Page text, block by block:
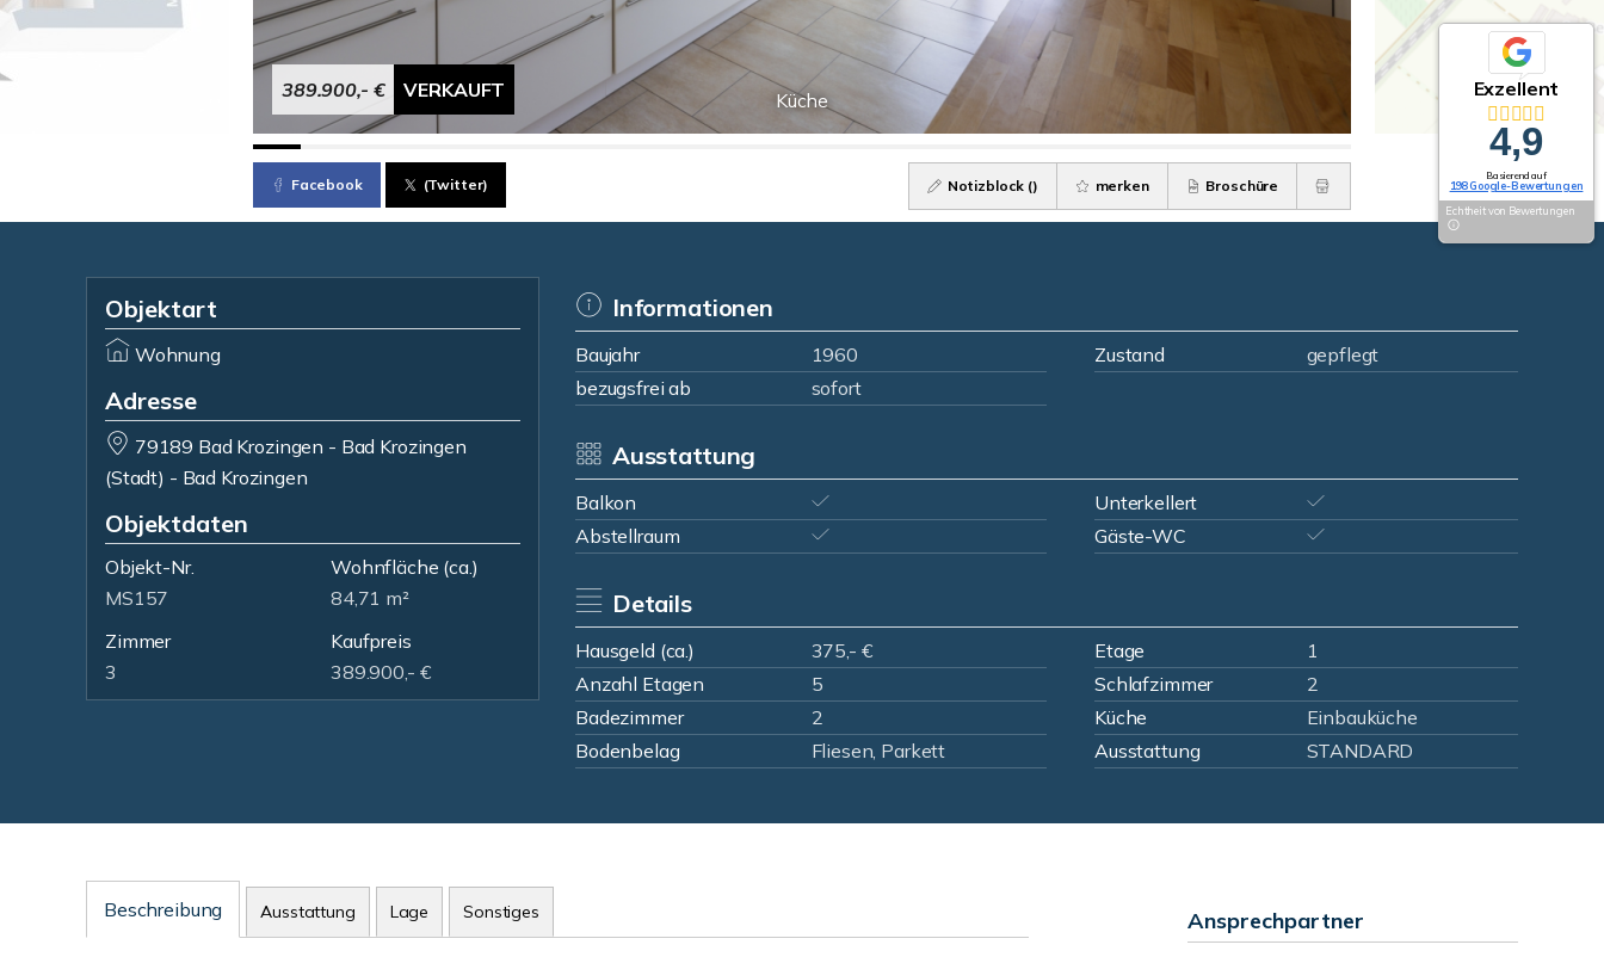
Küche
389.900,- € VERKAUFT
Facebook (Twitter) Notizblock () merken Broschüre
Objektart
Wohnung
Adresse
79189 Bad Krozingen - Bad Krozingen
(Stadt) - Bad Krozingen
Objektdaten
Objekt-Nr.
MS157
Wohnfläche (ca.)
84,71 m²
Zimmer
3
Kaufpreis
389.900,- €
Informationen
Baujahr 1960 Zustand
gepflegt
bezugsfrei ab
sofort
Ausstattung
Balkon
Unterkellert
Abstellraum
Gäste-WC
Details
Hausgeld (ca.) 375,- € Etage
1
Anzahl Etagen
5 Schlafzimmer
2
Badezimmer
2 Küche
Einbauküche
Bodenbelag
Fliesen, Parkett Ausstattung STANDARD
Beschreibung Ausstattung Lage Sonstiges Ansprechpartner
Exzellent
4,9
Basierend auf
198 Google-Bewertungen
Echtheit von Bewertungen